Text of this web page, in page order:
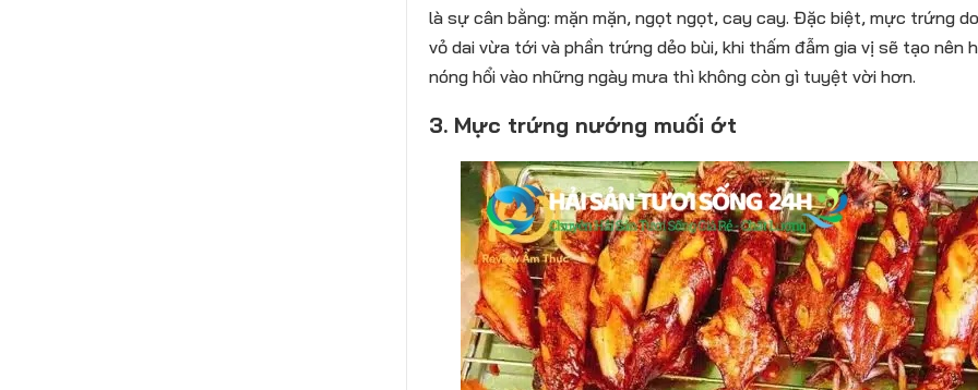
là sự cân bằng: mặn mặn, ngọt ngọt, cay cay. Đặc biệt, mực trứng
vỏ dai vừa tới và phần trứng dẻo bùi, khi thấm đẫm gia vị sẽ tạo nên
nóng hổi vào những ngày mưa thì không còn gì tuyệt vời hơn.
3. Mực trứng nướng muối ớt